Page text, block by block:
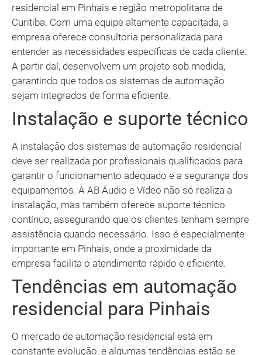
residencial em Pinhais e região metropolitana de
Curitiba. Com uma equipe altamente capacitada, a
empresa oferece consultoria personalizada para
entender as necessidades específicas de cada cliente.
A partir daí, desenvolvem um projeto sob medida,
garantindo que todos os sistemas de automação
sejam integrados de forma eficiente.
Instalação e suporte técnico
A instalação dos sistemas de automação residencial
deve ser realizada por profissionais qualificados para
garantir o funcionamento adequado e a segurança dos
equipamentos. A AB Áudio e Vídeo não só realiza a
instalação, mas também oferece suporte técnico
contínuo, assegurando que os clientes tenham sempre
assistência quando necessário. Isso é especialmente
importante em Pinhais, onde a proximidade da
empresa facilita o atendimento rápido e eficiente.
Tendências em automação
residencial para Pinhais
O mercado de automação residencial está em
constante evolução, e algumas tendências estão se